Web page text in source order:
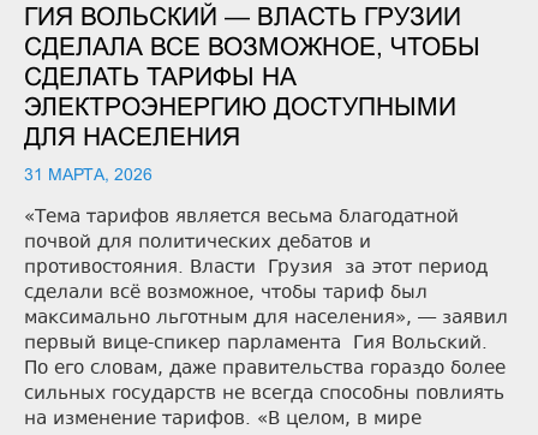
ГИЯ ВОЛЬСКИЙ — ВЛАСТЬ ГРУЗИИ
СДЕЛАЛА ВСЕ ВОЗМОЖНОЕ, ЧТОБЫ
СДЕЛАТЬ ТАРИФЫ НА
ЭЛЕКТРОЭНЕРГИЮ ДОСТУПНЫМИ
ДЛЯ НАСЕЛЕНИЯ
31 МАРТА, 2026
«Тема тарифов является весьма благодатной
почвой для политических дебатов и
противостояния. Власти Грузия за этот период
сделали всё возможное, чтобы тариф был
максимально льготным для населения», — заявил
первый вице-спикер парламента Гия Вольский.
По его словам, даже правительства гораздо более
сильных государств не всегда способны повлиять
на изменение тарифов. «В целом, в мире